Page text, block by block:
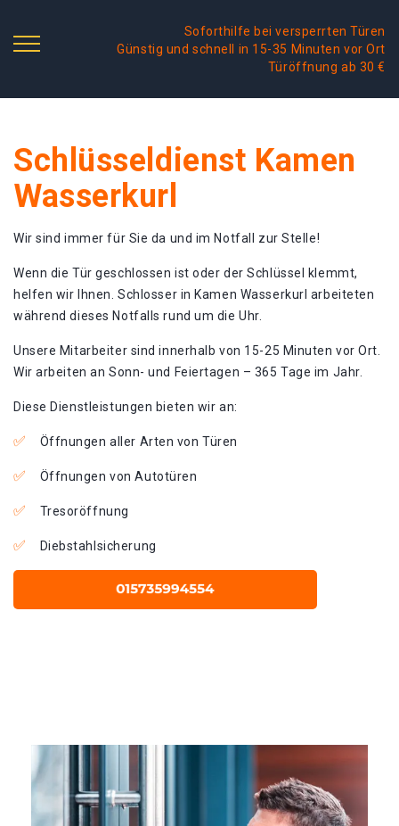
Soforthilfe bei versperrten Türen
Günstig und schnell in 15-35 Minuten vor Ort
Türöffnung ab 30 €
Schlüsseldienst Kamen
Wasserkurl
Wir sind immer für Sie da und im Notfall zur Stelle!
Wenn die Tür geschlossen ist oder der Schlüssel klemmt,
helfen wir Ihnen. Schlosser in Kamen Wasserkurl arbeiteten
während dieses Notfalls rund um die Uhr.
Unsere Mitarbeiter sind innerhalb von 15-25 Minuten vor Ort.
Wir arbeiten an Sonn- und Feiertagen – 365 Tage im Jahr.
Diese Dienstleistungen bieten wir an:
Öffnungen aller Arten von Türen
Öffnungen von Autotüren
Tresoröffnung
Diebstahlsicherung